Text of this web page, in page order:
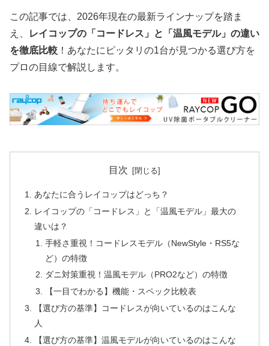
この記事では、2026年現在の最新ラインナップを踏ま
え、
レイコップの「コードレス」と「温風モデル」の違い
を徹底比較 ！あなたにピッタリの1台が見つかる選び方を
プロの目線で解説します。
目次
あなたに合うレイコップはどっち？
レイコップの「コードレス」と「温風モデル」最大の
違いは？
手軽さ重視！コードレスモデル（NewStyle・RS5な
ど）の特徴
ダニ対策重視！温風モデル（PRO2など）の特徴
【一目でわかる】機能・スペック比較表
【選び方の基準】コードレスが向いているのはこんな
人
【選び方の基準】温風モデルが向いているのはこんな